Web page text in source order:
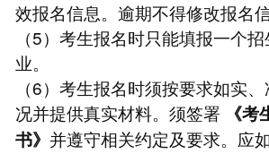
效报名信息。逾期不得修改报名信
（5）考生报名时只能填报一个
业。
（6）考生报名时须按要求如实
况并提供真实材料。须签署 《
书》 并遵守相关约定及要求。应